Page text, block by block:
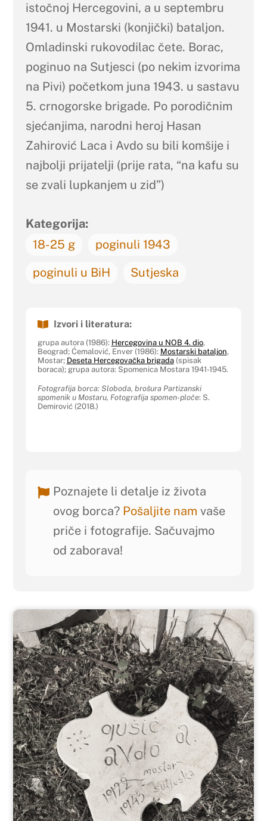
istočnoj Hercegovini, a u septembru
1941. u Mostarski (konjički) bataljon.
Omladinski rukovodilac čete. Borac,
poginuo na Sutjesci (po nekim izvorima
na Pivi) početkom juna 1943. u sastavu
5. crnogorske brigade. Po porodičnim
sjećanjima, narodni heroj Hasan
Zahirović Laca i Avdo su bili komšije i
najbolji prijatelji (prije rata, “na kafu su
se zvali lupkanjem u zid”)
Kategorija:
18-25 g
poginuli 1943
poginuli u BiH
Sutjeska
Izvori i literatura:
grupa autora (1986): Hercegovina u NOB 4. dio,
Beograd; Ćemalović, Enver (1986): Mostarski bataljon,
Mostar; Deseta Hercegovačka brigada(spisak
boraca); grupa autora: Spomenica Mostara 1941-1945.
Fotografija borca: Sloboda, brošura Partizanski
spomenik u Mostaru, Fotografija spomen-ploče: S.
Demirović (2018.)
Poznajete li detalje iz života
ovog borca? Pošaljite nam vaše
priče i fotografije. Sačuvajmo
od zaborava!